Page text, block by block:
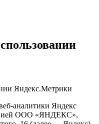
Яндекс.Метрики
аналитики Яндекс
ООО «ЯНДЕКС»,